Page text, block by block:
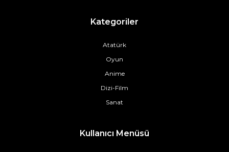
Kategoriler
Atatürk
Oyun
Anime
Dizi-Film
Sanat
Kullanıcı Menüsü